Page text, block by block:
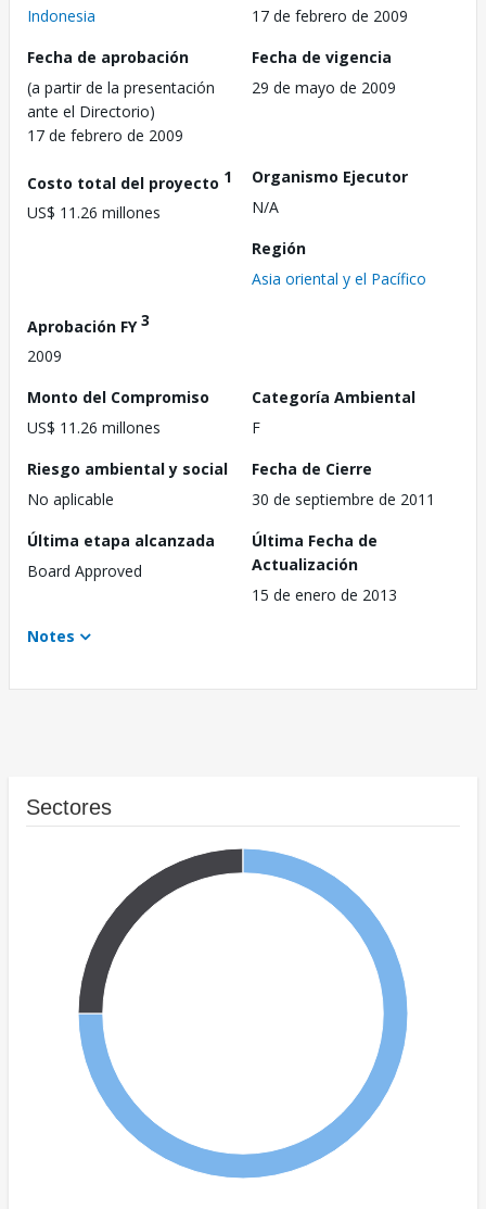
Indonesia
17 de febrero de 2009
Fecha de aprobación
(a partir de la presentación
ante el Directorio)
17 de febrero de 2009
Fecha de vigencia
29 de mayo de 2009
Costo total del proyecto 1
US$ 11.26 millones
Organismo Ejecutor
N/A
Región
Asia oriental y el Pacífico
Aprobación FY3
2009
Monto del Compromiso
US$ 11.26 millones
Categoría Ambiental
F
Riesgo ambiental y social
No aplicable
Fecha de Cierre
30 de septiembre de 2011
Última etapa alcanzada
Board Approved
Última Fecha de
Actualización
15 de enero de 2013
Notes
Sectores